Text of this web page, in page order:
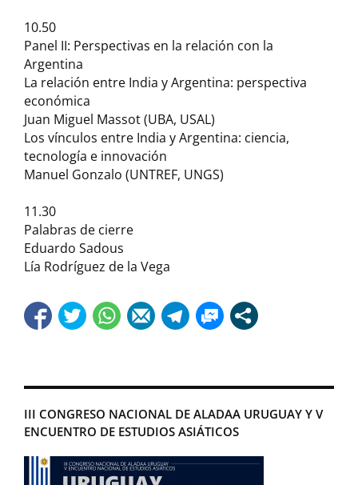
10.50
Panel II: Perspectivas en la relación con la
Argentina
La relación entre India y Argentina: perspectiva
económica
Juan Miguel Massot (UBA, USAL)
Los vínculos entre India y Argentina: ciencia,
tecnología e innovación
Manuel Gonzalo (UNTREF, UNGS)
11.30
Palabras de cierre
Eduardo Sadous
Lía Rodríguez de la Vega
III CONGRESO NACIONAL DE ALADAA URUGUAY Y V
ENCUENTRO DE ESTUDIOS ASIÁTICOS